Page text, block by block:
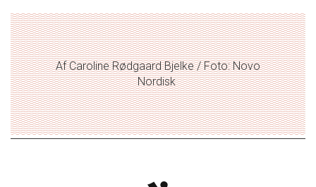
Af Caroline Rødgaard Bjelke / Foto: Novo
Nordisk